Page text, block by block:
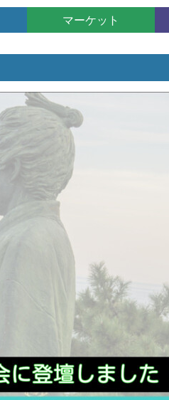
マーケット